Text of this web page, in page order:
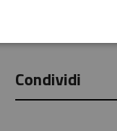
Condividi